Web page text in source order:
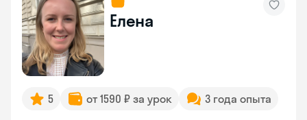
Елена
5 от 1590 ₽ за урок 3 года опыта